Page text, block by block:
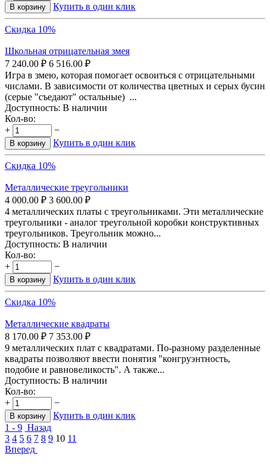
В корзину Купить в один клик
Скидка 10%
Школьная отрицательная змея
7 240.00 ₽ 6 516.00 ₽
Игра в змею, которая помогает освоиться с отрицательными
числами. В зависимости от количества цветных и серых бусин
(серые "съедают" остальные) ...
Доступность: В наличии
Кол-во:
+
−
В корзину Купить в один клик
Скидка 10%
Металлические треугольники
4 000.00 ₽ 3 600.00 ₽
4 металлических платы с треугольниками. Эти металлические
треугольники - аналог треугольной коробки конструктивных
треугольников. Треугольник можно...
Доступность: В наличии
Кол-во:
+
−
В корзину Купить в один клик
Скидка 10%
Металлические квадраты
8 170.00 ₽ 7 353.00 ₽
9 металлических плат с квадратами. По-разному разделенные
квадраты позволяют ввести понятия "конгруэнтность,
подобие и равновеликость". А также...
Доступность: В наличии
Кол-во:
+
−
В корзину
Купить в один клик
1 - 9 Назад
3 4 5 6 7 8 9 10 11
Вперед